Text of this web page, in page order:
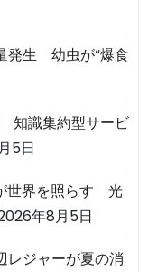
発生 幼虫が“爆食
知識集約型サービ
5日
世界を照らす 光
年8月5日
ジャーが夏の消